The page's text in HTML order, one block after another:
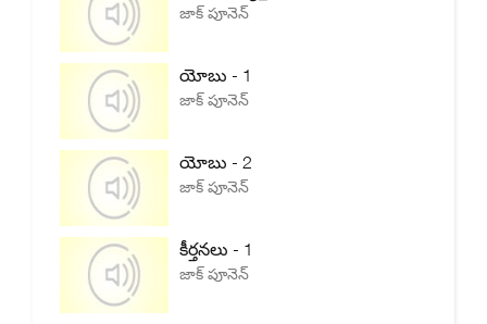
జాక్ పూనెన్
యోబు - 1
జాక్ పూనెన్
యోబు - 2
జాక్ పూనెన్
కీర్తనలు - 1
జాక్ పూనెన్